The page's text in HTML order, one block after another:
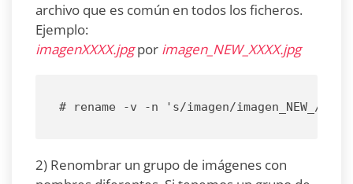
archivo que es común en todos los ficheros.
Ejemplo:
imagenXXXX.jpgpor imagen_NEW_XXXX.jpg
# rename -v -n 's/imagen/imagen_NEW_/'
2) Renombrar un grupo de imágenes con